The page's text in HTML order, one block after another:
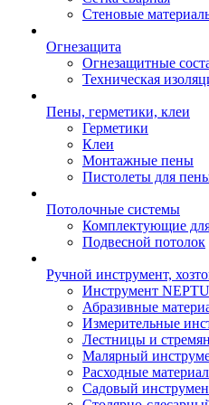
Стеновые
Огнезащита
Огнезащитные
Техническая
Пены, герметики, клеи
Герметики
Клеи
Монтажные пены
Пистолеты для
Потолочные системы
Комплектующие
Подвесной потолок
Ручной инструмент,
Инструмент
Абразивные
Измерительные
Лестницы и
Малярный
Расходные
Садовый